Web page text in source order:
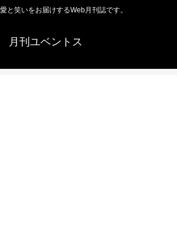
と笑いをお届けするWeb月刊誌です。
月刊ユベントス